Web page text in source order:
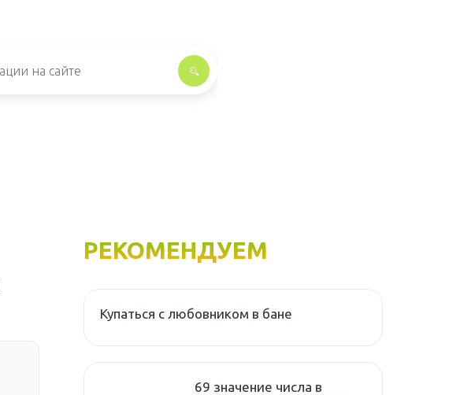
РЕКОМЕНДУЕМ
Купаться с любовником в бане
69 значение числа в